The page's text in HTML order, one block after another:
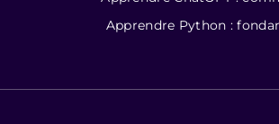
Apprendre Python :